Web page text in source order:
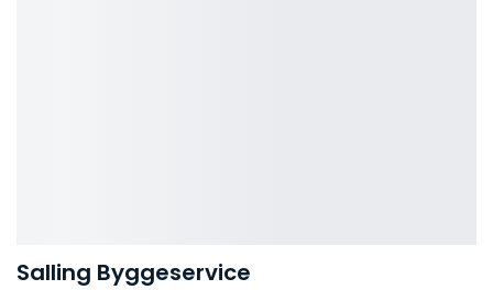
Salling Byggeservice